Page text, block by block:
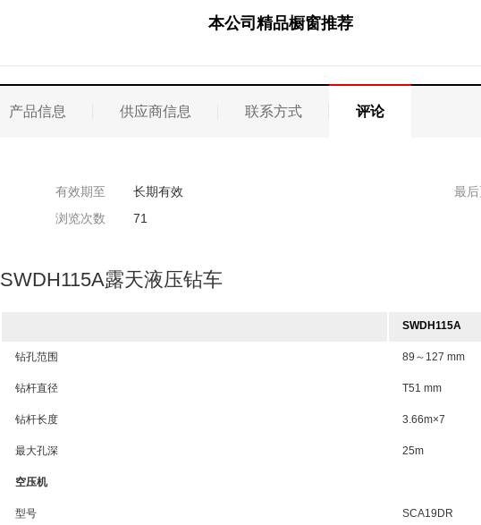
本公司精品橱窗推荐
产品信息 供应商信息 联系方式 评论
有效期至 长期有效
最
浏览次数
71
SWDH115A露天液压钻车
SWDH115A
钻孔范围 89～127 mm
钻杆直径 T51 mm
钻杆长度 3.66m×7
最大孔深 25m
空压机
型号 SCA19DR